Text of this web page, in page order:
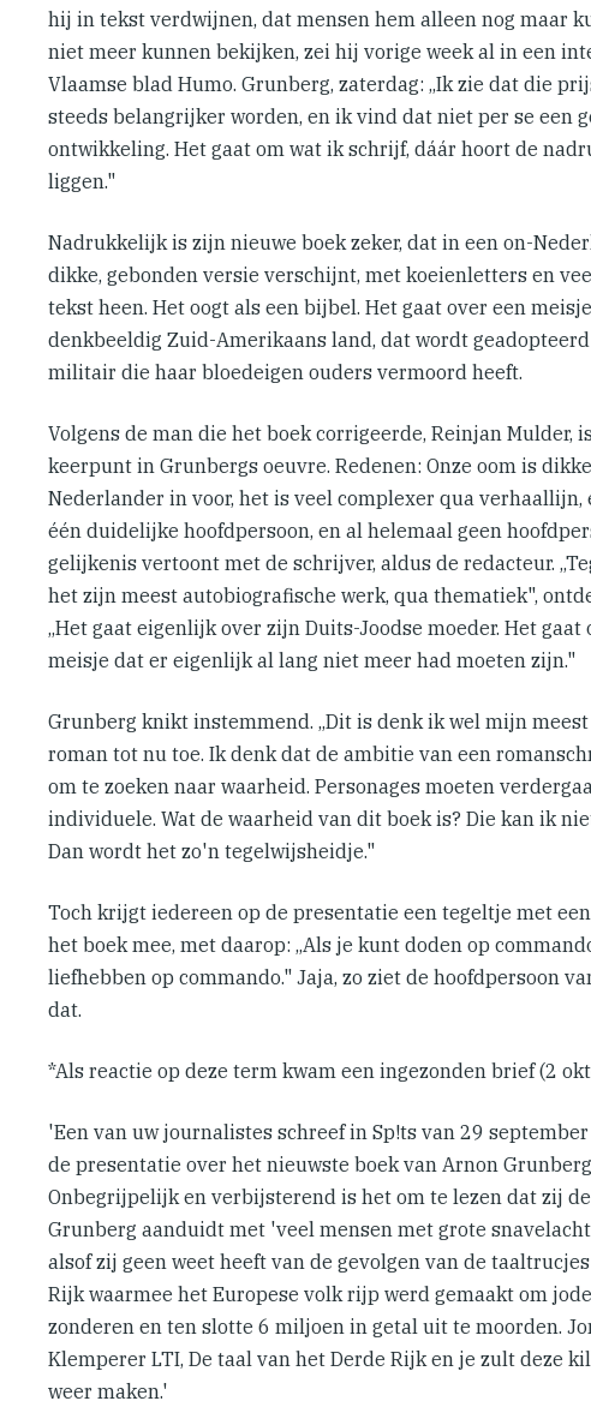
hij in tekst verdwijnen, dat mensen hem alleen nog maar
niet meer kunnen bekijken, zei hij vorige week al in een
Vlaamse blad Humo. Grunberg, zaterdag: ,,Ik zie dat die
steeds belangrijker worden, en ik vind dat niet per se een
ontwikkeling. Het gaat om wat ik schrijf, dáár hoort de
liggen."
Nadrukkelijk is zijn nieuwe boek zeker, dat in een on-
dikke, gebonden versie verschijnt, met koeienletters en
tekst heen. Het oogt als een bijbel. Het gaat over een
denkbeeldig Zuid-Amerikaans land, dat wordt
militair die haar bloedeigen ouders vermoord heeft.
Volgens de man die het boek corrigeerde, Reinjan Mulder,
keerpunt in Grunbergs oeuvre. Redenen: Onze oom is
Nederlander in voor, het is veel complexer qua verhaallijn,
één duidelijke hoofdpersoon, en al helemaal geen
gelijkenis vertoont met de schrijver, aldus de redacteur.
het zijn meest autobiografische werk, qua thematiek",
,,Het gaat eigenlijk over zijn Duits-Joodse moeder. Het gaat
meisje dat er eigenlijk al lang niet meer had moeten zijn."
Grunberg knikt instemmend. ,,Dit is denk ik wel mijn
roman tot nu toe. Ik denk dat de ambitie van een
om te zoeken naar waarheid. Personages moeten
individuele. Wat de waarheid van dit boek is? Die kan ik
Dan wordt het zo'n tegelwijsheidje."
Toch krijgt iedereen op de presentatie een tegeltje met
het boek mee, met daarop: ,,Als je kunt doden op
liefhebben op commando." Jaja, zo ziet de hoofdpersoon
dat.
*Als reactie op deze term kwam een ingezonden brief (2
'Een van uw journalistes schreef in Sp!ts van 29
de presentatie over het nieuwste boek van Arnon
Onbegrijpelijk en verbijsterend is het om te lezen dat zij
Grunberg aanduidt met 'veel mensen met grote
alsof zij geen weet heeft van de gevolgen van de
Rijk waarmee het Europese volk rijp werd gemaakt om
zonderen en ten slotte 6 miljoen in getal uit te moorden.
Klemperer LTI, De taal van het Derde Rijk en je zult deze
weer maken.'